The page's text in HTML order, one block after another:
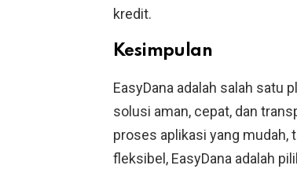
kredit.
Kesimpulan
EasyDana adalah salah satu
solusi aman, cepat, dan
proses aplikasi yang mudah,
fleksibel, EasyDana adalah